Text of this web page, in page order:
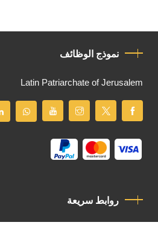
نموذج الوظائف
Latin Patriarchate of Jerusalem
روابط سريعة